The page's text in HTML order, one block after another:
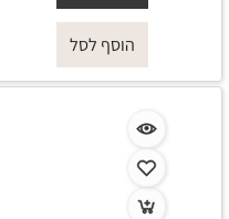
הוסף לסל